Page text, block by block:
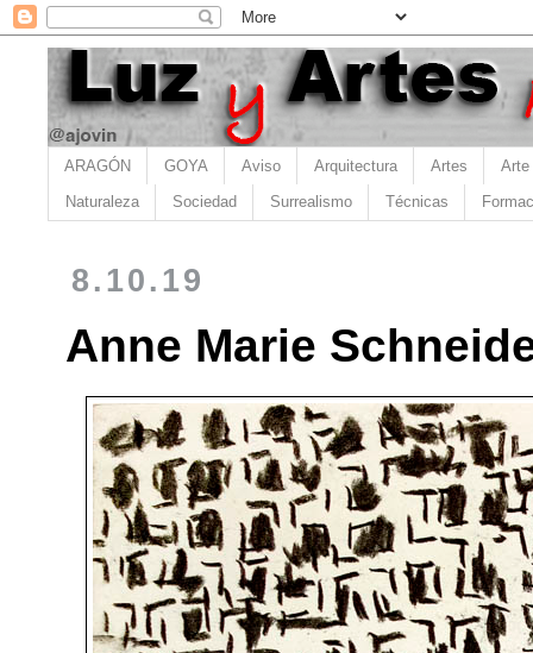
ARAGÓN GOYA Aviso Arquitectura Artes Arte
Naturaleza Sociedad Surrealismo Técnicas
8.10.19
Anne Marie